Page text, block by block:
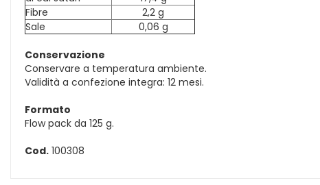
Fibre
2,2 g
Sale
0,06 g
Conservazione
Conservare a temperatura ambiente.
Validità a confezione integra: 12 mesi.
Formato
Flow pack da 125 g.
Cod. 100308